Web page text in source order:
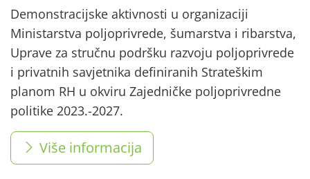
Demonstracijske aktivnosti u organizaciji
Ministarstva poljoprivrede, šumarstva i ribarstva,
Uprave za stručnu podršku razvoju poljoprivrede
i privatnih savjetnika definiranih Strateškim
planom RH u okviru Zajedničke poljoprivredne
politike 2023.-2027.
Više informacija